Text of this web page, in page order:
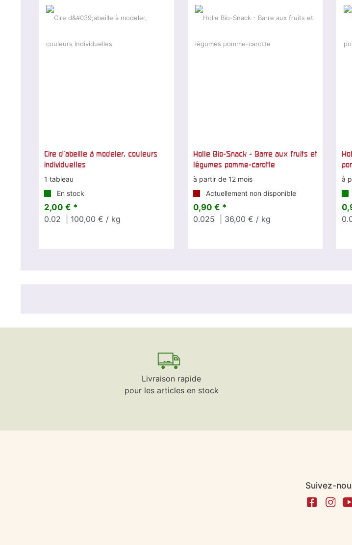
Cire d'abeille à modeler, couleurs
individuelles
1 tableau
En stock
2,00 € *
0.02
| 100,00 € / kg
Holle Bio-Snack - Barre aux fruits et
légumes pomme-carotte
à partir de 12 mois
Actuellement non disponible
0,90 € *
0.025
| 36,00 € / kg
à
Livraison rapide
pour les articles en stock
Suivez-